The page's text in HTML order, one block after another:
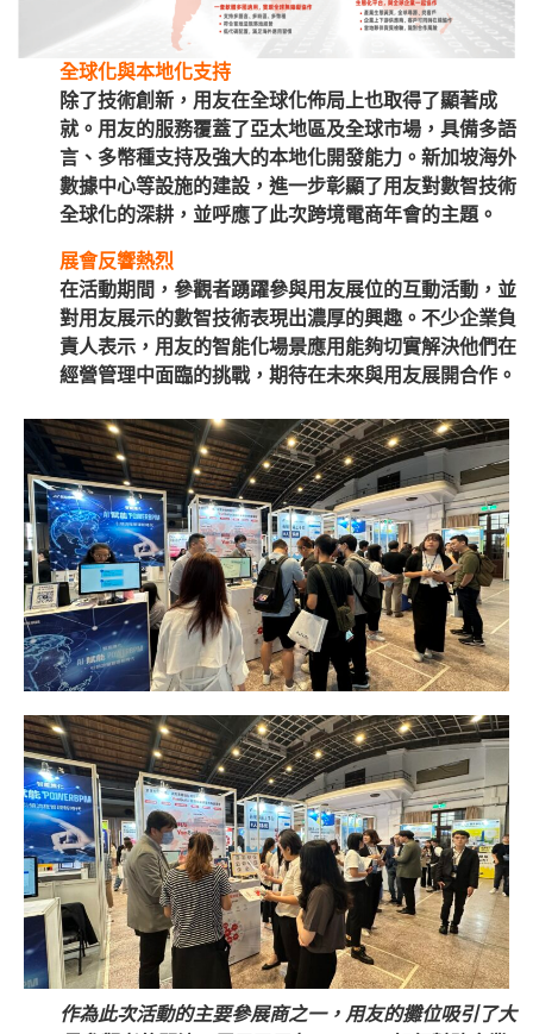
全球化與本地化支持
除了技術創新，用友在全球化佈局上也取得了顯著成
就。用友的服務覆蓋了亞太地區及全球市場，具備多語
言、多幣種支持及強大的本地化開發能力。新加坡海外
數據中心等設施的建設，進一步彰顯了用友對數智技術
全球化的深耕，並呼應了此次跨境電商年會的主題。
展會反響熱烈
在活動期間，參觀者踴躍參與用友展位的互動活動，並
對用友展示的數智技術表現出濃厚的興趣。不少企業負
責人表示，用友的智能化場景應用能夠切實解決他們在
經營管理中面臨的挑戰，期待在未來與用友展開合作。
作為此次活動的主要參展商之一，用友的攤位吸引了大